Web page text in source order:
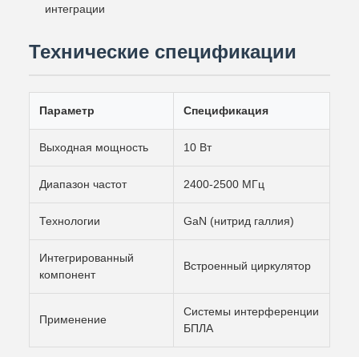
интеграции
Технические спецификации
Параметр Спецификация
Выходная мощность 10 Вт
Диапазон частот 2400-2500 МГц
Технологии GaN (нитрид галлия)
Интегрированный
компонент
Встроенный циркулятор
Применение
Системы интерференции
БПЛА